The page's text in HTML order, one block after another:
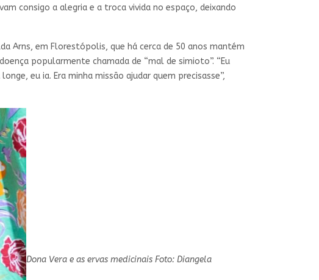
consigo a alegria e a troca vivida no espaço, deixando
Arns, em Florestópolis, que há cerca de 50 anos mantém
popularmente chamada de “mal de simioto”. “Eu
eu ia. Era minha missão ajudar quem precisasse”,
Dona Vera e as ervas medicinais Foto: Diangela